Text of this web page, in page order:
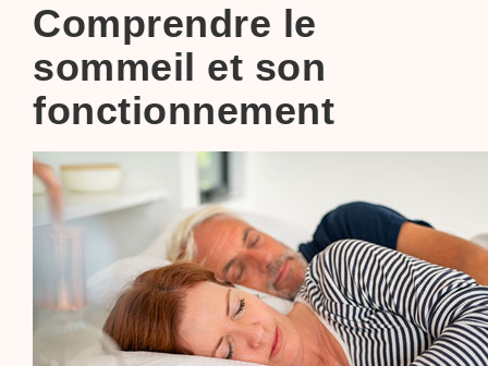
Comprendre le
sommeil et son
fonctionnement